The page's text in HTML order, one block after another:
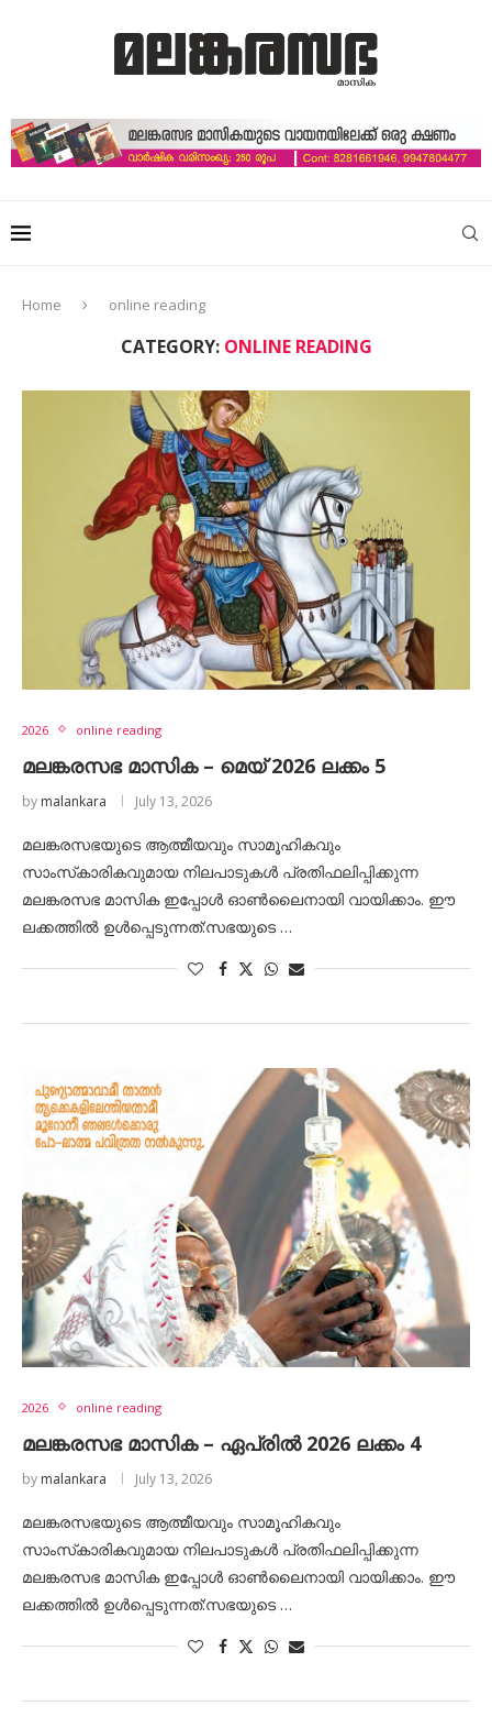
Home online reading
CATEGORY: ONLINE READING
2026 online reading
മലങ്കരസഭ മാസിക – മെയ് 2026 ലക്കം 5
by malankara July 13, 2026
മലങ്കരസഭയുടെ ആത്മീയവും സാമൂഹികവും
സാംസ്‌കാരികവുമായ നിലപാടുകൾ പ്രതിഫലിപ്പിക്കുന്ന
മലങ്കരസഭ മാസിക ഇപ്പോൾ ഓൺലൈനായി വായിക്കാം. ഈ
ലക്കത്തിൽ ഉൾപ്പെടുന്നത്:സഭയുടെ …
2026 online reading
മലങ്കരസഭ മാസിക – ഏപ്രിൽ 2026 ലക്കം 4
by malankara July 13, 2026
മലങ്കരസഭയുടെ ആത്മീയവും സാമൂഹികവും
സാംസ്‌കാരികവുമായ നിലപാടുകൾ പ്രതിഫലിപ്പിക്കുന്ന
മലങ്കരസഭ മാസിക ഇപ്പോൾ ഓൺലൈനായി വായിക്കാം. ഈ
ലക്കത്തിൽ ഉൾപ്പെടുന്നത്:സഭയുടെ …